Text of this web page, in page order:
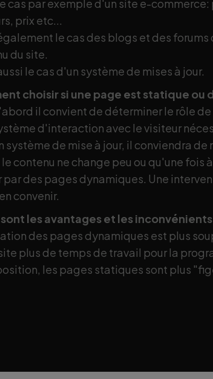
cas par exemple d'un site e-
prix etc...
le cas des blogs et des
du site.
le cas d'un système de mises à jour.
choisir si une page est statique ou
il convient de déterminer le rôle
d'interaction avec le visiteur
système de mise à jour, il conviendra
le contenu ne change peu ou qu'une fois
par des pages dynamiques. Une
convenir.
les avantages et les
des pages dynamiques est plus
plus de temps de travail pour la
les pages statiques sont plus